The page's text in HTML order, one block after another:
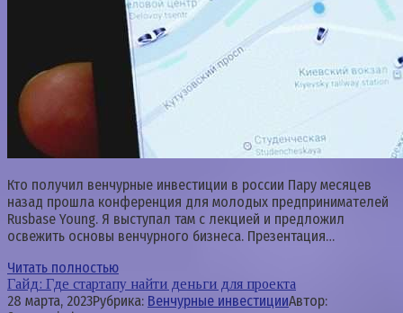
Кто получил венчурные инвестиции в россии Пару месяцев
назад прошла конференция для молодых предпринимателей
Rusbase Young. Я выступал там с лекцией и предложил
освежить основы венчурного бизнеса. Презентация…
Читать полностью
Гайд: Где стартапу найти деньги для проекта
28 марта, 2023Рубрика: Венчурные инвестицииАвтор: